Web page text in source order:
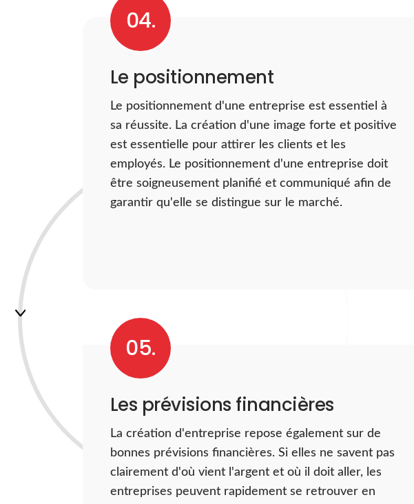
04.
Le positionnement
Le positionnement d'une entreprise est essentiel à
sa réussite. La création d'une image forte et positive
est essentielle pour attirer les clients et les
employés. Le positionnement d'une entreprise doit
être soigneusement planifié et communiqué afin de
garantir qu'elle se distingue sur le marché.
05.
Les prévisions financières
La création d'entreprise repose également sur de
bonnes prévisions financières. Si elles ne savent pas
clairement d'où vient l'argent et où il doit aller, les
entreprises peuvent rapidement se retrouver en